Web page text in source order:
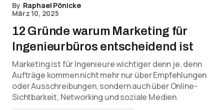
By Raphael Pönicke
März 10, 2025
12 Gründe warum Marketing für
Ingenieurbüros entscheidend ist
Marketing ist für Ingenieure wichtiger denn je, denn
Aufträge kommen nicht mehr nur über Empfehlungen
oder Ausschreibungen, sondern auch über Online-
Sichtbarkeit, Networking und soziale Medien.